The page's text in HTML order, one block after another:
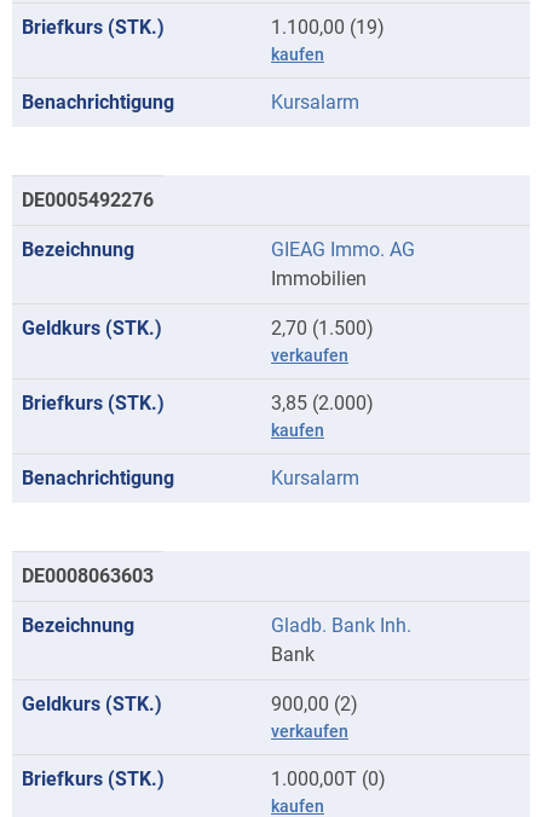
1.100,00 (19)
kaufen
Kursalarm
DE0005492276
GIEAG Immo. AG
Immobilien
2,70 (1.500)
verkaufen
3,85 (2.000)
kaufen
Kursalarm
DE0008063603
Gladb. Bank Inh.
Bank
900,00 (2)
verkaufen
1.000,00T (0)
kaufen